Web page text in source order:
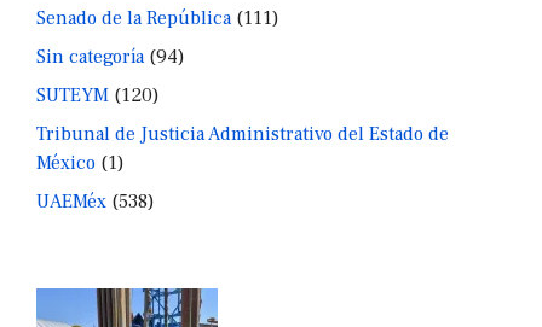
Senado de la República(111)
Sin categoría(94)
SUTEYM (120)
Tribunal de Justicia Administrativo del Estado de
México (1)
UAEMéx (538)